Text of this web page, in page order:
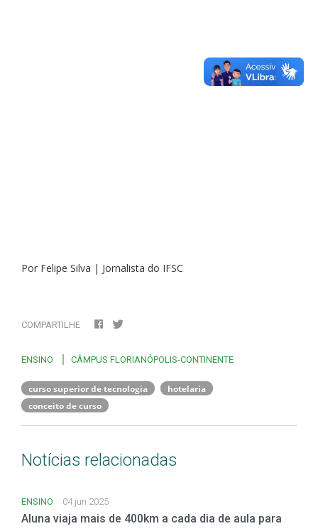
Por Felipe Silva | Jornalista do IFSC
COMPARTILHE
ENSINO CÂMPUS FLORIANÓPOLIS-CONTINENTE
curso superior de tecnologia
hotelaria
conceito de curso
Notícias relacionadas
ENSINO 04 jun 2025
Aluna viaja mais de 400km a cada dia de aula para